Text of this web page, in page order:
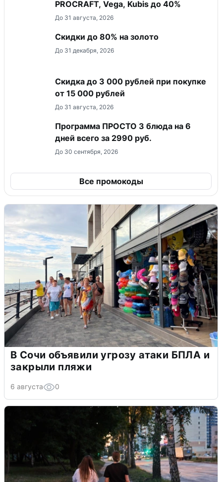
PROCRAFT, Vega, Kubis до 40%
До 31 августа, 2026
Скидки до 80% на золото
До 31 декабря, 2026
Скидка до 3 000 рублей при покупке
от 15 000 рублей
До 31 августа, 2026
Программа ПРОСТО 3 блюда на 6
дней всего за 2990 руб.
До 30 сентября, 2026
Все промокоды
В Сочи объявили угрозу атаки БПЛА и
закрыли пляжи
6 августа 0